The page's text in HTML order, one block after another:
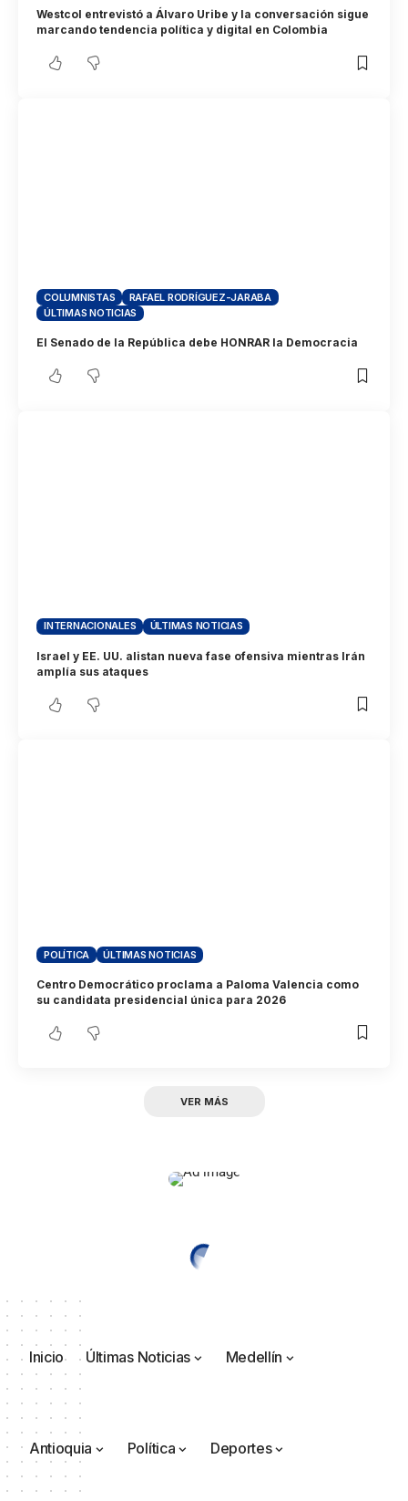
Westcol entrevistó a Álvaro Uribe y la conversación sigue
marcando tendencia política y digital en Colombia
COLUMNISTAS
RAFAEL RODRÍGUEZ-JARABA
ÚLTIMAS NOTICIAS
El Senado de la República debe HONRAR la Democracia
INTERNACIONALES ÚLTIMAS NOTICIAS
Israel y EE. UU. alistan nueva fase ofensiva mientras Irán
amplía sus ataques
POLÍTICA ÚLTIMAS NOTICIAS
Centro Democrático proclama a Paloma Valencia como
su candidata presidencial única para 2026
VER MÁS
Inicio Últimas Noticias Medellín
Antioquia Política Deportes